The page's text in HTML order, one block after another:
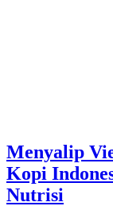
Menyalip
Kopi
Nutrisi